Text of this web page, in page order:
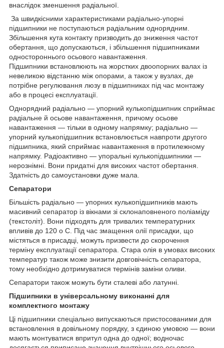
внаслідок зменшення радіальної.
За швидкісними характеристиками радіально-упорні
підшипники не поступаються радіальним однорядним.
Збільшення кута контакту призводить до зниження частот
обертання, що допускаються, і збільшення підшипниками
одностороннього осьового навантаження.
Підшипники встановлюють на жорстких двоопорних валах із
невеликою відстанню між опорами, а також у вузлах, де
потрібне регулювання люзу в підшипниках під час монтажу
або в процесі експлуатації.
Однорядний радіально — упорний кулькопідшипник сприймає
радіальне й осьове навантаження, причому осьове
навантаження — тільки в одному напрямку; радіально —
упорний кулькопідшипник встановлюється навпроти другого
підшипника, який сприймає навантаження в протилежному
напрямку. Радіоактивно — упоральні кулькопідшипники —
нерознімні. Вони придатні для високих частот обертання.
Здатність до самоустановки дуже мала.
Сепаратори
Більшість радіально — упорних кулькопідшипників мають
масивний сепаратор із вікнами зі склонаповненого поліаміду
(текстоліт). Вони підходять для тривалих температурних
впливів до 120 о С. Під час змащення олії присадки, що
містяться в присадці, можуть призвести до скорочення
терміну експлуатації сепаратора. Стара олія в умовах високих
температур також може знизити довговічність сепаратора,
тому необхідно дотримуватися термінів заміни оливи.
Сепаратори також можуть бути сталеві або латунні.
Підшипники в універсальному виконанні для
комплектного монтажу
Ці підшипники спеціально випускаються пристосованими для
встановлення в довільному порядку, з єдиною умовою — вони
мають монтуватися впритул одна до одної; водночас